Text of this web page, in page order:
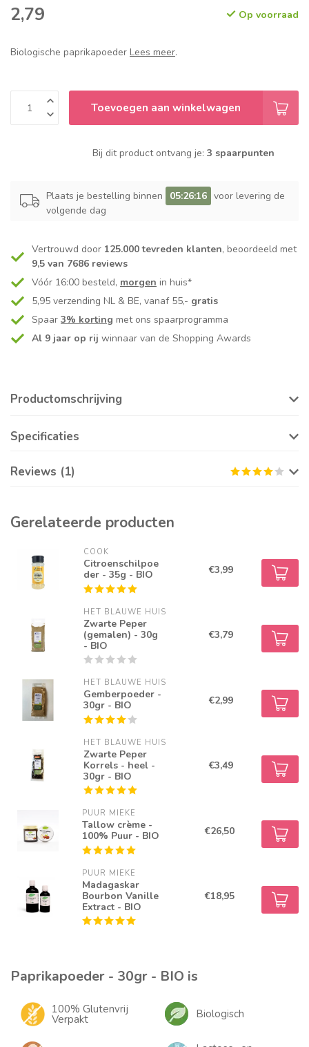
2,79 Op voorraad
Biologische paprikapoeder Lees meer.
Toevoegen aan winkelwagen
Bij dit product ontvang je: 3 spaarpunten
Plaats je bestelling binnen 05:26:16 voor levering de
volgende dag
Vertrouwd door 125.000 tevreden klanten, beoordeeld met
9,5 van 7686 reviews
Vóór 16:00 besteld, morgen in huis*
5,95 verzending NL & BE, vanaf 55,- gratis
Spaar 3% korting met ons spaarprogramma
Al 9 jaar op rij winnaar van de Shopping Awards
Productomschrijving
Specificaties
Reviews (1)
Gerelateerde producten
COOK
Citroenschilpoe
der - 35g - BIO
€3,99
HET BLAUWE HUIS
Zwarte Peper
(gemalen) - 30g
- BIO
€3,79
HET BLAUWE HUIS
Gemberpoeder -
30gr - BIO
€2,99
HET BLAUWE HUIS
Zwarte Peper
Korrels - heel -
30gr - BIO
€3,49
PUUR MIEKE
Tallow crème -
100% Puur - BIO
€26,50
PUUR MIEKE
Madagaskar
Bourbon Vanille
Extract - BIO
€18,95
Paprikapoeder - 30gr - BIO is
100% Glutenvrij
Verpakt Biologisch